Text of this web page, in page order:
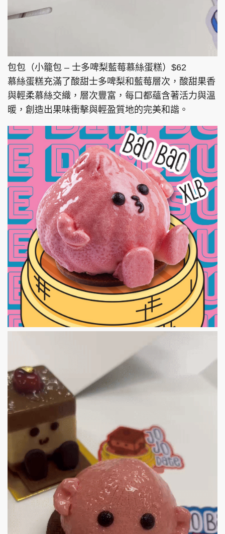
包包（小籠包 – 士多啤梨藍莓慕絲蛋糕）$62
慕絲蛋糕充滿了酸甜士多啤梨和藍莓層次，酸甜果香
與輕柔慕絲交織，層次豐富，每口都蘊含著活力與溫
暖，創造出果味衝擊與輕盈質地的完美和諧。